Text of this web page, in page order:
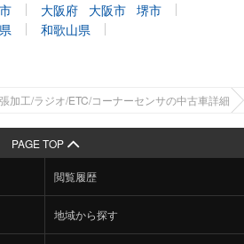
大阪府 大阪市 堺市
和歌山県
加工/ラジオ/ETC/コーナーセンサの中古車詳細
PAGE TOP
閲覧履歴
地域から探す